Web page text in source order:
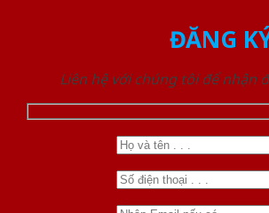
ĐĂNG
Liên hệ với chúng tôi để nhận